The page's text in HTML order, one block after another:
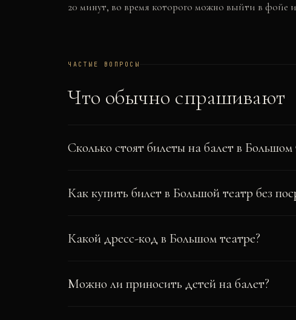
20 минут, во время которого можно выйти в фойе
ЧАСТЫЕ ВОПРОСЫ
Что обычно спрашивают
Сколько стоят билеты на балет в Большом
Как купить билет в Большой театр без
Какой дресс-код в Большом театре?
Можно ли приносить детей на балет?